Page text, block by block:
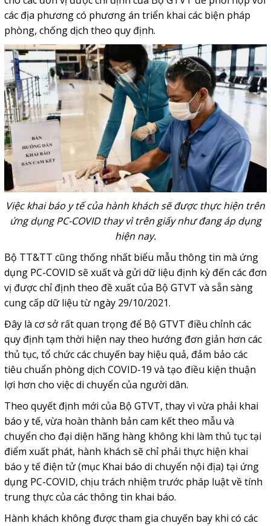
các địa phương có phương án triển khai các biện pháp
phòng, chống dịch theo quy định.
Việc khai báo y tế của hành khách sẽ được thực hiện trên
ứng dụng PC-COVID thay vì trên giấy như đang áp dụng
hiện nay.
Bộ TT&TT cũng thống nhất biểu mẫu thông tin mà ứng
dụng PC-COVID sẽ xuất và gửi dữ liệu định kỳ đến các đơn
vị được chỉ định theo đề xuất của Bộ GTVT và sẵn sàng
cung cấp dữ liệu từ ngày 29/10/2021.
Đây là cơ sở rất quan trọng để Bộ GTVT điều chỉnh các
quy định tạm thời hiện nay theo hướng đơn giản hơn các
thủ tục, tổ chức các chuyến bay hiệu quả, đảm bảo các
tiêu chuẩn phòng dịch COVID-19 và tạo điều kiện thuận
lợi hơn cho việc di chuyển của người dân.
Theo quyết định mới của Bộ GTVT, thay vì vừa phải khai
báo y tế, vừa hoàn thành bản cam kết theo mẫu và
chuyển cho đại diện hãng hàng không khi làm thủ tục tại
điểm xuất phát, hành khách sẽ chỉ phải thực hiện khai
báo y tế điện tử (mục Khai báo di chuyển nội địa) tại ứng
dụng PC-COVID, chịu trách nhiệm trước pháp luật về tính
trung thực của các thông tin khai báo.
Hành khách không được tham gia chuyến bay khi có các